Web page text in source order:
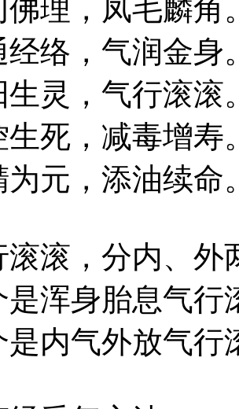
理，凤毛麟角
络，气润金身
灵，气行滚滚
死，减毒增寿
元，添油续命
，分内、外
身胎息气行
气外放气行